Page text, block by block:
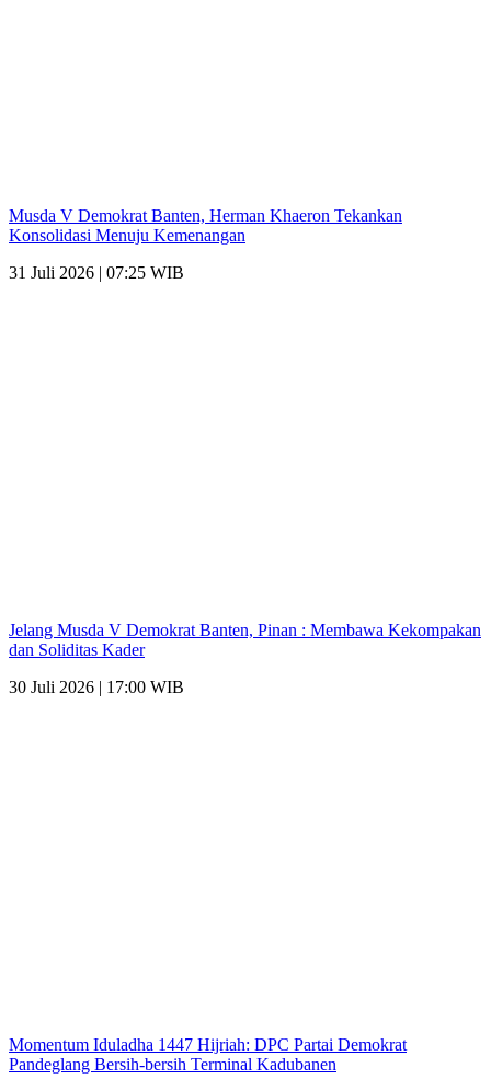
Musda V Demokrat Banten, Herman Khaeron Tekankan
Konsolidasi Menuju Kemenangan
31 Juli 2026 | 07:25 WIB
Jelang Musda V Demokrat Banten, Pinan : Membawa Kekompakan
dan Soliditas Kader
30 Juli 2026 | 17:00 WIB
Momentum Iduladha 1447 Hijriah: DPC Partai Demokrat
Pandeglang Bersih-bersih Terminal Kadubanen